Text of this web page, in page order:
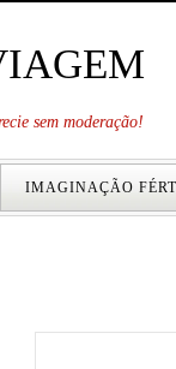
sem moderação!
IMAGINAÇÃO